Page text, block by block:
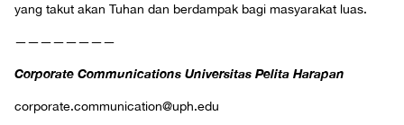
yang takut akan Tuhan dan berdampak bagi masyarakat luas.
————————
Corporate Communications Universitas Pelita Harapan
corporate.communication@uph.edu